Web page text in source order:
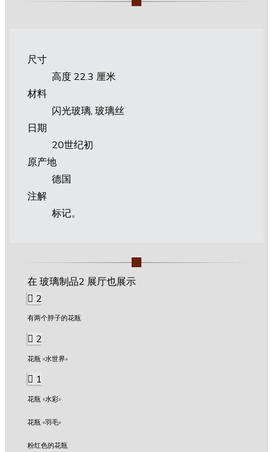
尺寸
高度 22.3 厘米
材料
闪光玻璃, 玻璃丝
日期
20世纪初
原产地
德国
注解
标记。
在 玻璃制品2 展厅也展示
2
有两个脖子的花瓶
2
花瓶 «水世界»
1
花瓶 «水彩»
花瓶 «羽毛»
粉红色的花瓶